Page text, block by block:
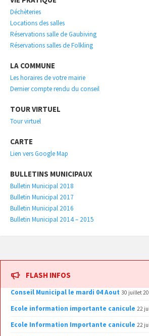
Déchèteries
Locations des salles
Réservations salle de Gaubiving
Réservations salles de Folkling
LA COMMUNE
Les horaires de votre mairie
Dernier compte rendu du conseil
TOUR VIRTUEL
Tour virtuel
CARTE
Lien vers Google Map
BULLETINS MUNICIPAUX
Bulletin Municipal 2018
Bulletin Municipal 2017
Bulletin Municipal 2016
Bulletin Municipal 2014 – 2015
FLASH INFOS
Conseil Municipal le mardi 04 Aout 30 juillet
Ecole information importante canicule 22
Ecole Information Importante canicule 22